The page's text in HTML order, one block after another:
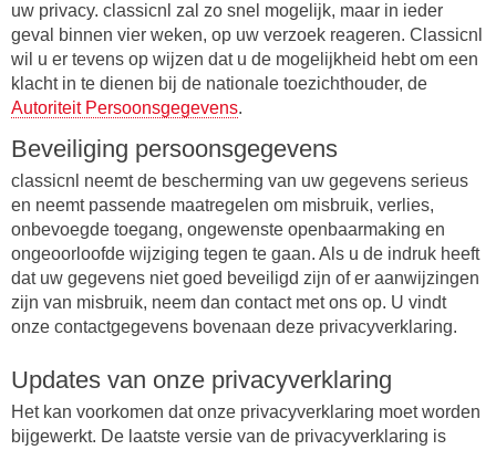
uw privacy. classicnl zal zo snel mogelijk, maar in ieder
geval binnen vier weken, op uw verzoek reageren. Classicnl
wil u er tevens op wijzen dat u de mogelijkheid hebt om een
klacht in te dienen bij de nationale toezichthouder, de
Autoriteit Persoonsgegevens.
Beveiliging persoonsgegevens
classicnl neemt de bescherming van uw gegevens serieus
en neemt passende maatregelen om misbruik, verlies,
onbevoegde toegang, ongewenste openbaarmaking en
ongeoorloofde wijziging tegen te gaan. Als u de indruk heeft
dat uw gegevens niet goed beveiligd zijn of er aanwijzingen
zijn van misbruik, neem dan contact met ons op. U vindt
onze contactgegevens bovenaan deze privacyverklaring.
Updates van onze privacyverklaring
Het kan voorkomen dat onze privacyverklaring moet worden
bijgewerkt. De laatste versie van de privacyverklaring is